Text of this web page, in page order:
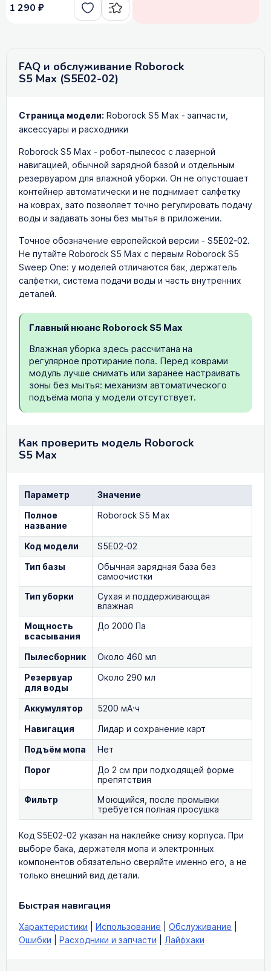
1 290 ₽
FAQ и обслуживание Roborock
S5 Max (S5E02-02)
Страница модели: Roborock S5 Max - запчасти,
аксессуары и расходники
Roborock S5 Max - робот-пылесос с лазерной
навигацией, обычной зарядной базой и отдельным
резервуаром для влажной уборки. Он не опустошает
контейнер автоматически и не поднимает салфетку
на коврах, зато позволяет точно регулировать подачу
воды и задавать зоны без мытья в приложении.
Точное обозначение европейской версии - S5E02-02.
Не путайте Roborock S5 Max с первым Roborock S5
Sweep One: у моделей отличаются бак, держатель
салфетки, система подачи воды и часть внутренних
деталей.
Главный нюанс Roborock S5 Max
Влажная уборка здесь рассчитана на
регулярное протирание пола. Перед коврами
модуль лучше снимать или заранее настраивать
зоны без мытья: механизм автоматического
подъёма мопа у модели отсутствует.
Как проверить модель Roborock
S5 Max
Параметр
Значение
Полное
название
Roborock S5 Max
Код модели S5E02-02
Тип базы
Обычная зарядная база без
самоочистки
Тип уборки
Сухая и поддерживающая
влажная
Мощность
всасывания
До 2000 Па
Пылесборник Около 460 мл
Резервуар
для воды
Около 290 мл
Аккумулятор 5200 мА·ч
Навигация Лидар и сохранение карт
Подъём мопа Нет
Порог
До 2 см при подходящей форме
препятствия
Фильтр
Моющийся, после промывки
требуется полная просушка
Код S5E02-02 указан на наклейке снизу корпуса. При
выборе бака, держателя мопа и электронных
компонентов обязательно сверяйте именно его, а не
только внешний вид детали.
Быстрая навигация
Характеристики Использование Обслуживание
Ошибки
Расходники и запчасти Лайфхаки